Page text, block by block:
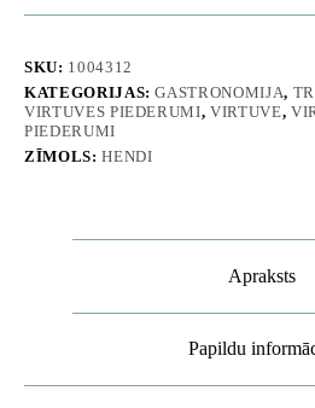
tērauda
856376
daudzums
SKU: 1004312
KATEGORIJAS:GASTRONOMIJA,
VIRTUVES PIEDERUMI,VIRTUVE,
PIEDERUMI
ZĪMOLS:HENDI
Apraksts
Papildu